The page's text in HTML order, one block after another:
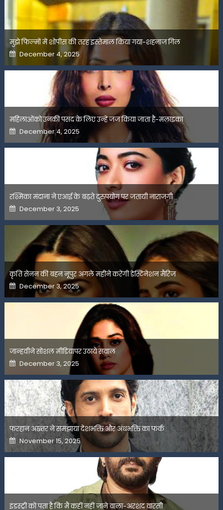
मुझे फिल्मों में शोपीस की तरह इस्तेमाल किया गया-शहनाज गिल
Posted
on
December 4, 2025
महिलाओंको उनकी पसंद के लिए उन्हें जज किया जाता है-मलाइका
Posted
on
December 4, 2025
रश्मिका मंदाना ने एआई के बढ़ते दुरुपयोग पर जतायी नाराजगी
Posted
on
December 3, 2025
कृति सेनन की बहन नूपुर अगले महीने करेंगी डेस्टिनेशन मैरिज
Posted
on
December 3, 2025
जान्हवीने सोशल मीडियापर उठाये सवाल
Posted
on
December 3, 2025
फरहान अख्तर ने समझाया देशभक्ति और अंधभक्ति का फर्क
Posted
on
November 15, 2025
इंडस्ट्री को पता है कि मैं कहीं नहीं जाने वाला-अरशद वारसी